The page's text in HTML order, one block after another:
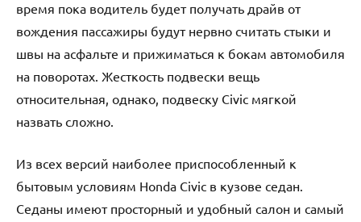
время пока водитель будет получать драйв от
вождения пассажиры будут нервно считать стыки и
швы на асфальте и прижиматься к бокам автомобиля
на поворотах. Жесткость подвески вещь
относительная, однако, подвеску Civic мягкой
назвать сложно.
Из всех версий наиболее приспособленный к
бытовым условиям Honda Сivic в кузове седан.
Седаны имеют просторный и удобный салон и самый